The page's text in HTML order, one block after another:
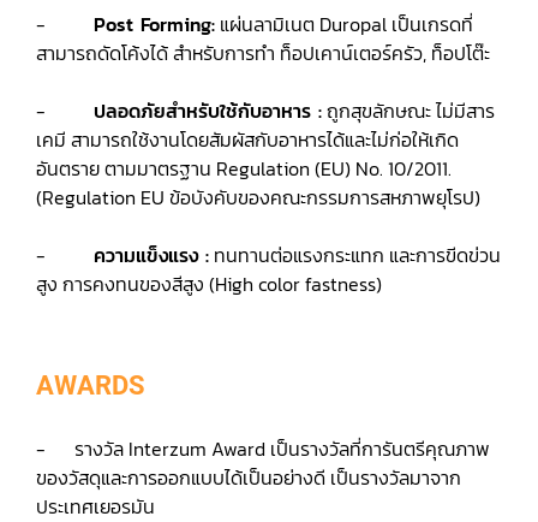
- Post Forming: แผ่นลามิเนต Duropal เป็นเกรดที่
สามารถดัดโค้งได้ สำหรับการทำ ท็อปเคาน์เตอร์ครัว, ท็อปโต๊ะ
- ปลอดภัยสำหรับใช้กับอาหาร :ถูกสุขลักษณะ ไม่มีสาร
เคมี สามารถใช้งานโดยสัมผัสกับอาหารได้และไม่ก่อให้เกิด
อันตราย ตามมาตรฐาน Regulation (EU) No. 10/2011.
(Regulation EU ข้อบังคับของคณะกรรมการสหภาพยุโรป)
- ความแข็งแรง : ทนทานต่อแรงกระแทก และการขีดข่วน
สูง การคงทนของสีสูง (High color fastness)
AWARDS
- รางวัล Interzum Award เป็นรางวัลที่การันตรีคุณภาพ
ของวัสดุและการออกแบบได้เป็นอย่างดี เป็นรางวัลมาจาก
ประเทศเยอรมัน